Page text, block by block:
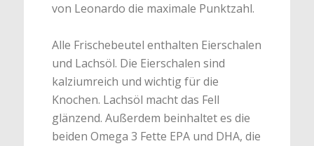
von Leonardo die maximale Punktzahl.
Alle Frischebeutel enthalten Eierschalen
und Lachsöl. Die Eierschalen sind
kalziumreich und wichtig für die
Knochen. Lachsöl macht das Fell
glänzend. Außerdem beinhaltet es die
beiden Omega 3 Fette EPA und DHA, die